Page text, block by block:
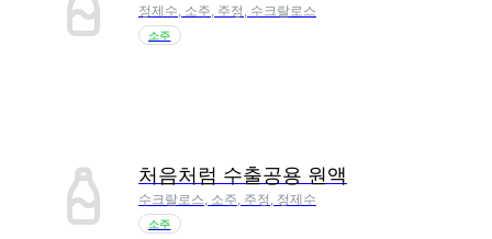
정제수, 소주, 주정, 수크랄로스
소주
처음처럼 수출공용 원액
수크랄로스, 소주, 주정, 정제수
소주